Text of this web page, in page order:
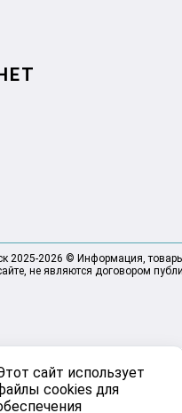
сайт использует
cookies для
2025-2026 © Информация,
не являются договором